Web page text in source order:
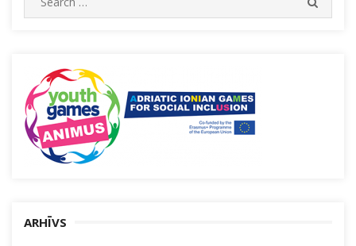
ARHĪVS